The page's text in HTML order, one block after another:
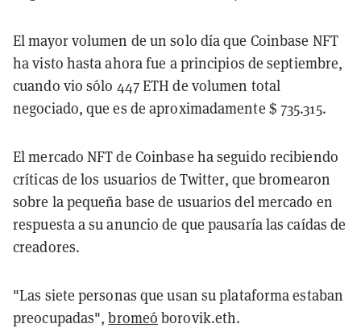
El mayor volumen de un solo día que Coinbase NFT
ha visto hasta ahora fue a principios de septiembre,
cuando vio sólo 447 ETH de volumen total
negociado, que es de aproximadamente $ 735.315.
El mercado NFT de Coinbase ha seguido recibiendo
críticas de los usuarios de Twitter, que bromearon
sobre la pequeña base de usuarios del mercado en
respuesta a su anuncio de que pausaría las caídas de
creadores.
"Las siete personas que usan su plataforma estaban
preocupadas",bromeó borovik.eth.